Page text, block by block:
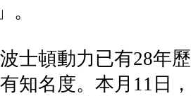
。
士頓動力已有28年
知名度。本月11日